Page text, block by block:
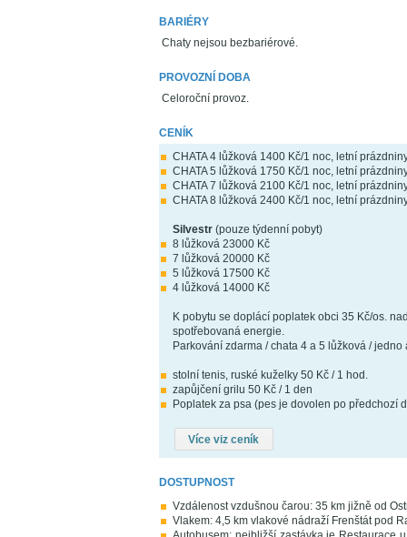
BARIÉRY
Chaty nejsou bezbariérové.
PROVOZNÍ DOBA
Celoroční provoz.
CENÍK
CHATA 4 lůžková 1400 Kč/1 noc, letní
CHATA 5 lůžková 1750 Kč/1 noc, letní
CHATA 7 lůžková 2100 Kč/1 noc, letní
CHATA 8 lůžková 2400 Kč/1 noc, letní
Silvestr (pouze týdenní pobyt)
8 lůžková 23000 Kč
7 lůžková 20000 Kč
5 lůžková 17500 Kč
4 lůžková 14000 Kč
K pobytu se doplácí poplatek obci 35 Kč/os.
spotřebovaná energie.
Parkování zdarma / chata 4 a 5 lůžková /
stolní tenis, ruské kuželky 50 Kč / 1 hod.
zapůjčení grilu 50 Kč / 1 den
Poplatek za psa (pes je dovolen po předchozí
Více viz ceník
DOSTUPNOST
Vzdálenost vzdušnou čarou: 35 km jižně od
Vlakem: 4,5 km vlakové nádraží Frenštát pod